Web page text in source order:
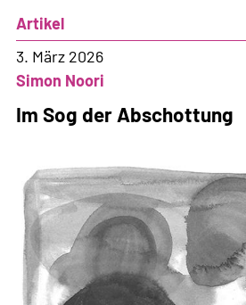
der
Abschottung
Artikel
3. März 2026
Simon Noori
Im Sog der Abschottung